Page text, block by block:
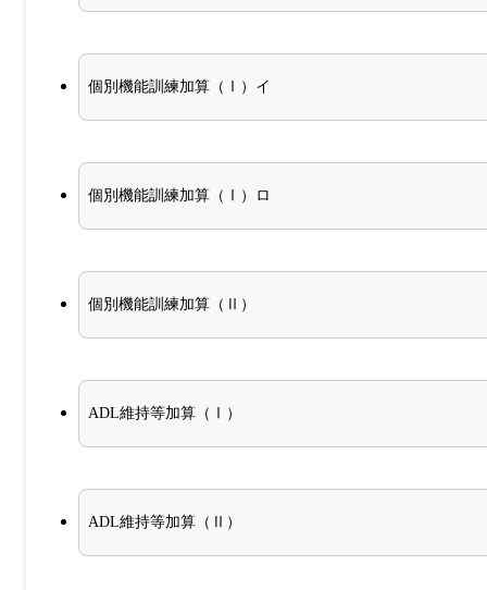
個別機能訓練加算（Ⅰ）イ
個別機能訓練加算（Ⅰ）ロ
個別機能訓練加算（Ⅱ）
ADL維持等加算（Ⅰ）
ADL維持等加算（Ⅱ）